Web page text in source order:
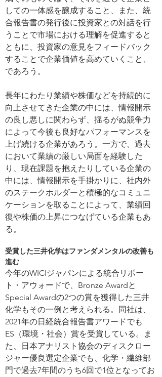
しての一体感を醸成すること、また、統
合報告書の発行後に投資家との対話を行
うことで市場における理解を促進すると
ともに、投資家の意見をフィードバック
することで企業価値を高めていくこと、
であろう。
長年にわたり業績や株価などを持続的に
向上させてきた企業の中には、情報開示
の良し悪しに関わらず、揺るがぬ競争力
によって今後も良好なパフォーマンスを
上げ続ける企業があろう。一方で、過去
において業績の厳しい局面を経験した
り、現在課題を抱えたりしている企業の
中には、情報開示を手掛かりに、社内外
のステークホルダーと積極的なコミュニ
ケーションを取ることによって、業績回
復や株価の上昇につなげている企業もあ
る。
受賞した三井化学はファンダメンタルの改善も
進む
今年のWICIジャパンによる統合リポー
ト・アウォードで、Bronze Awardと
Special Awardの2つの賞を獲得した三井
化学もその一例と考えられる。同社は、
2021年の日経統合報告書アワードでも
ES（環境・社会）賞を受賞している。ま
た、日本アナリスト協会のディスクロー
ジャー優良選定企業でも、化学・繊維部
門で過去7年間のうち6回で1位となってお